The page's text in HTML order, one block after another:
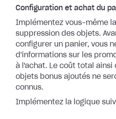
Configuration et achat du
Implémentez vous-même
suppression des objets.
configurer un panier, vous
d'informations sur les
à l'achat. Le coût total ainsi
objets bonus ajoutés ne
connus.
Implémentez la logique